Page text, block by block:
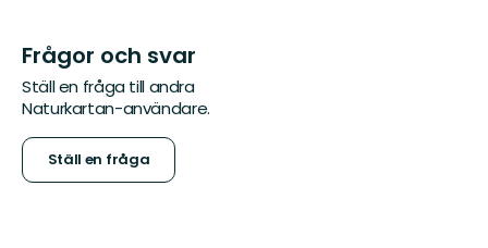
Frågor och svar
Ställ en fråga till andra
Naturkartan-användare.
Ställ en fråga